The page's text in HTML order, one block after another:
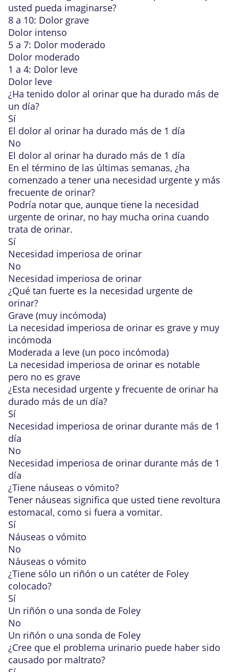
usted pueda imaginarse?
8 a 10: Dolor grave
Dolor intenso
5 a 7: Dolor moderado
Dolor moderado
1 a 4: Dolor leve
Dolor leve
¿Ha tenido dolor al orinar que ha durado más de
un día?
Sí
El dolor al orinar ha durado más de 1 día
No
El dolor al orinar ha durado más de 1 día
En el término de las últimas semanas, ¿ha
comenzado a tener una necesidad urgente y más
frecuente de orinar?
Podría notar que, aunque tiene la necesidad
urgente de orinar, no hay mucha orina cuando
trata de orinar.
Sí
Necesidad imperiosa de orinar
No
Necesidad imperiosa de orinar
¿Qué tan fuerte es la necesidad urgente de
orinar?
Grave (muy incómoda)
La necesidad imperiosa de orinar es grave y muy
incómoda
Moderada a leve (un poco incómoda)
La necesidad imperiosa de orinar es notable
pero no es grave
¿Esta necesidad urgente y frecuente de orinar ha
durado más de un día?
Sí
Necesidad imperiosa de orinar durante más de 1
día
No
Necesidad imperiosa de orinar durante más de 1
día
¿Tiene náuseas o vómito?
Tener náuseas significa que usted tiene revoltura
estomacal, como si fuera a vomitar.
Sí
Náuseas o vómito
No
Náuseas o vómito
¿Tiene sólo un riñón o un catéter de Foley
colocado?
Sí
Un riñón o una sonda de Foley
No
Un riñón o una sonda de Foley
¿Cree que el problema urinario puede haber sido
causado por maltrato?